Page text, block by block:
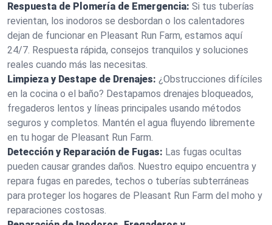
Respuesta de Plomería de Emergencia: Si tus tuberías
revientan, los inodoros se desbordan o los calentadores
dejan de funcionar en Pleasant Run Farm, estamos aquí
24/7. Respuesta rápida, consejos tranquilos y soluciones
reales cuando más las necesitas.
Limpieza y Destape de Drenajes: ¿Obstrucciones difíciles
en la cocina o el baño? Destapamos drenajes bloqueados,
fregaderos lentos y líneas principales usando métodos
seguros y completos. Mantén el agua fluyendo libremente
en tu hogar de Pleasant Run Farm.
Detección y Reparación de Fugas: Las fugas ocultas
pueden causar grandes daños. Nuestro equipo encuentra y
repara fugas en paredes, techos o tuberías subterráneas
para proteger los hogares de Pleasant Run Farm del moho y
reparaciones costosas.